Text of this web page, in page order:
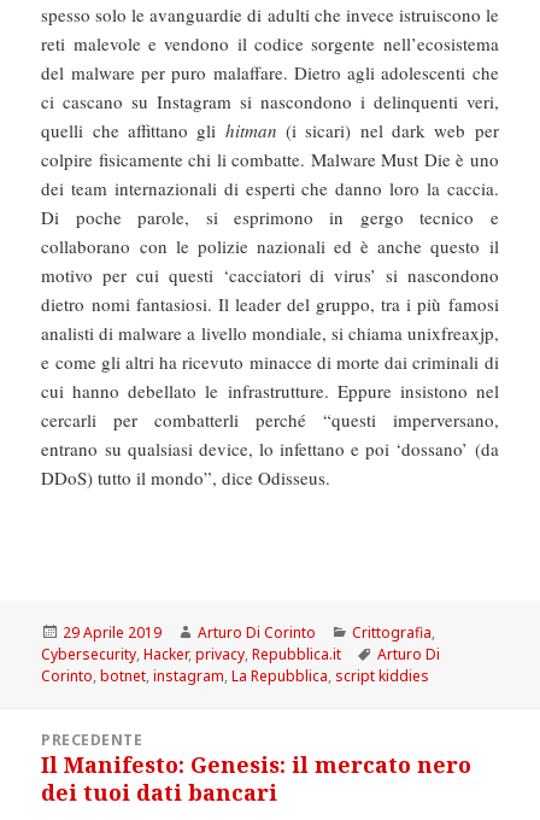
spesso solo le avanguardie di adulti che invece istruiscono le
reti malevole e vendono il codice sorgente nell’ecosistema
del malware per puro malaffare. Dietro agli adolescenti che
ci cascano su Instagram si nascondono i delinquenti veri,
quelli che affittano gli hitman(i sicari) nel dark web per
colpire fisicamente chi li combatte. Malware Must Die è uno
dei team internazionali di esperti che danno loro la caccia.
Di poche parole, si esprimono in gergo tecnico e
collaborano con le polizie nazionali ed è anche questo il
motivo per cui questi ‘cacciatori di virus’ si nascondono
dietro nomi fantasiosi. Il leader del gruppo, tra i più famosi
analisti di malware a livello mondiale, si chiama unixfreaxjp,
e come gli altri ha ricevuto minacce di morte dai criminali di
cui hanno debellato le infrastrutture. Eppure insistono nel
cercarli per combatterli perché “questi imperversano,
entrano su qualsiasi device, lo infettano e poi ‘dossano’ (da
DDoS) tutto il mondo”, dice Odisseus.
Scritto
il
29 Aprile 2019 Autore
Arturo Di Corinto Categorie
Crittografia,
Cybersecurity,Hacker,privacy,Repubblica.it Tag
Arturo Di
Corinto,botnet,instagram,La Repubblica, script kiddies
articoliPRECEDENTE
Articolo
precedente:
Il Manifesto: Genesis: il mercato nero
dei tuoi dati bancari